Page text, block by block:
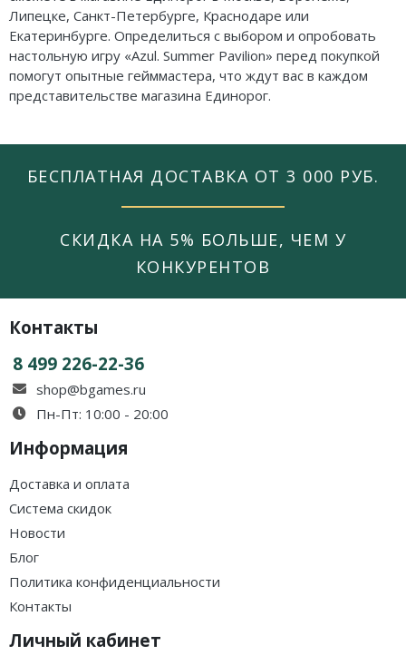
Липецке, Санкт-Петербурге, Краснодаре или
Екатеринбурге. Определиться с выбором и опробовать
настольную игру «Azul. Summer Pavilion» перед покупкой
помогут опытные гейммастера, что ждут вас в каждом
представительстве магазина Единорог.
БЕСПЛАТНАЯ ДОСТАВКА ОТ 3 000 РУБ.
СКИДКА НА 5% БОЛЬШЕ, ЧЕМ У
КОНКУРЕНТОВ
Контакты
8 499 226-22-36
shop@bgames.ru
Пн-Пт: 10:00 - 20:00
Информация
Доставка и оплата
Система скидок
Новости
Блог
Политика конфиденциальности
Контакты
Личный кабинет